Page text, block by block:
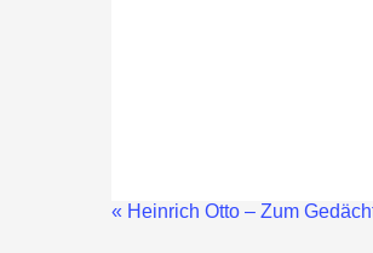
Veranstaltung-
« Heinrich Otto – Zum